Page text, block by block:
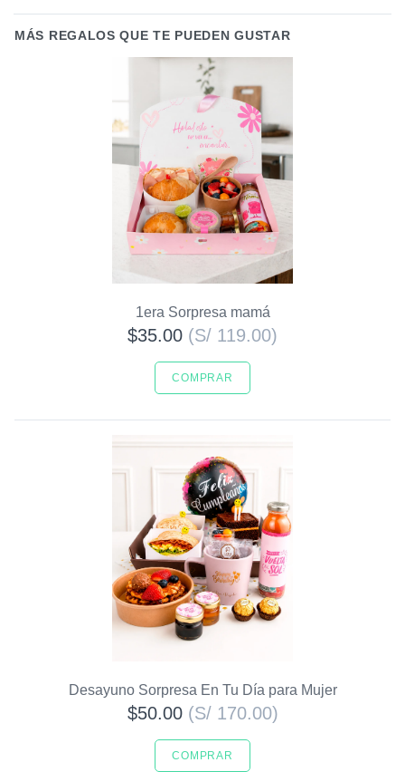
MÁS REGALOS QUE TE PUEDEN GUSTAR
1era Sorpresa mamá
$35.00 (S/ 119.00)
COMPRAR
Desayuno Sorpresa En Tu Día para Mujer
$50.00 (S/ 170.00)
COMPRAR